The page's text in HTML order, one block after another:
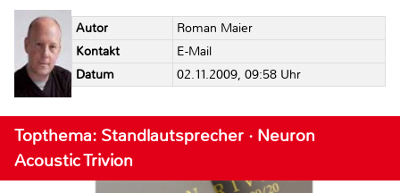
Autor
Roman Maier
Kontakt
E-Mail
Datum
02.11.2009, 09:58 Uhr
Topthema: Standlautsprecher · Neuron
Acoustic Trivion